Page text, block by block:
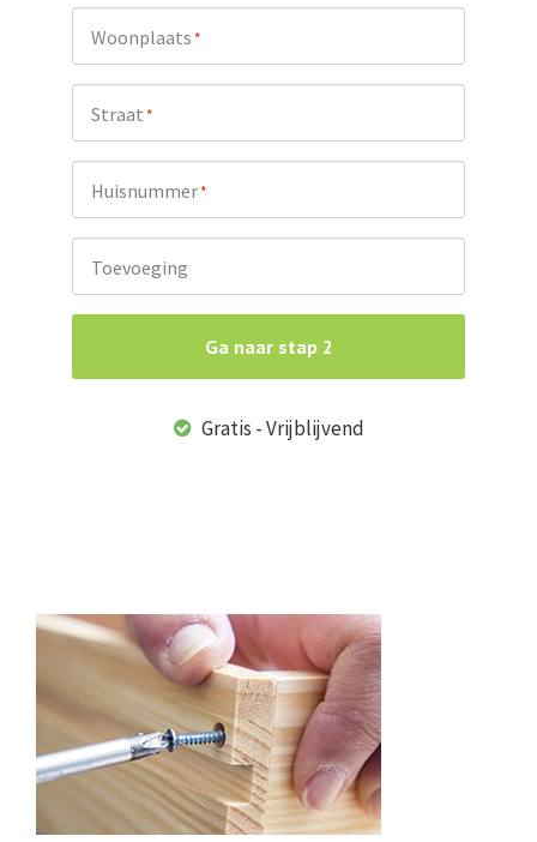
Woonplaats*
Straat*
Huisnummer*
Toevoeging
Ga naar stap 2
Gratis - Vrijblijvend